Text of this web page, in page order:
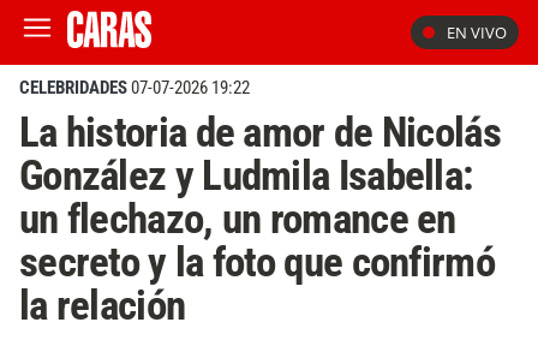
EN VIVO
CELEBRIDADES07-07-2026 19:22
La historia de amor de Nicolás
González y Ludmila Isabella:
un flechazo, un romance en
secreto y la foto que confirmó
la relación